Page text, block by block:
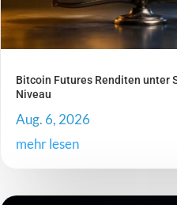
Bitcoin Futures Renditen unter
Niveau
Aug. 6, 2026
mehr lesen